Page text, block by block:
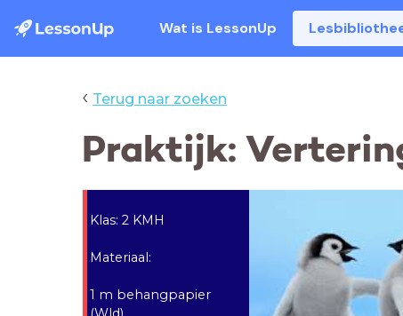
Wat is LessonUp
‹ Terug naar zoeken
Praktijk:
Klas: 2 KMH
Materiaal:
1 m behangpapier